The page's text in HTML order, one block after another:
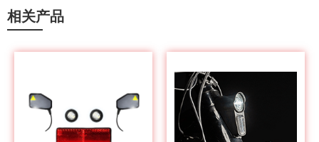
相关产品